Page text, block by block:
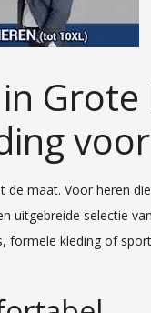
de maat. Voor heren
uitgebreide selectie
formele kleding of